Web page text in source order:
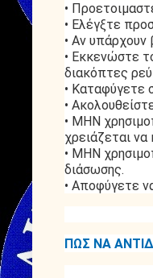
•
• Ελέγξτε
• Αν υπάρχουν
• Εκκενώστε
διακόπτες
• Καταφύγετε
•
• ΜΗΝ
χρειάζεται
• ΜΗΝ
διάσωσης.
• Αποφύγετε
ΠΩΣ ΝΑ